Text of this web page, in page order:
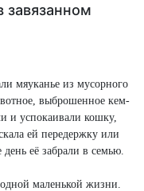
завязанном
мяуканье из мусорного
выброшенное кем-
и успокаивали кошку,
ей передержку или
её забрали в семью.
одной маленькой жизни.